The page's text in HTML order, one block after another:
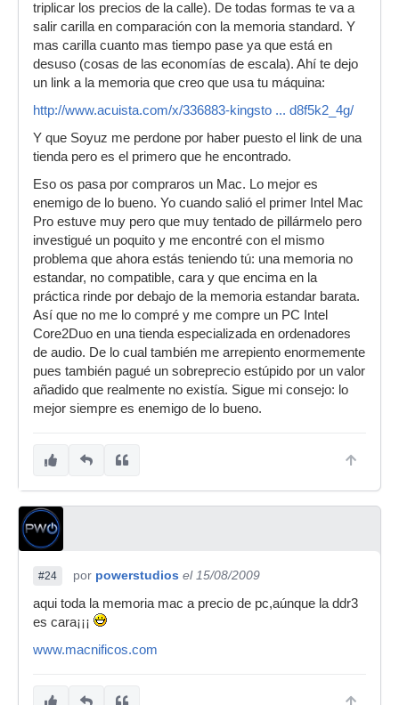
triplicar los precios de la calle). De todas formas te va a
salir carilla en comparación con la memoria standard. Y
mas carilla cuanto mas tiempo pase ya que está en
desuso (cosas de las economías de escala). Ahí te dejo
un link a la memoria que creo que usa tu máquina:
http://www.acuista.com/x/336883-kingsto ... d8f5k2_4g/
Y que Soyuz me perdone por haber puesto el link de una
tienda pero es el primero que he encontrado.
Eso os pasa por compraros un Mac. Lo mejor es
enemigo de lo bueno. Yo cuando salió el primer Intel Mac
Pro estuve muy pero que muy tentado de pillármelo pero
investigué un poquito y me encontré con el mismo
problema que ahora estás teniendo tú: una memoria no
estandar, no compatible, cara y que encima en la
práctica rinde por debajo de la memoria estandar barata.
Así que no me lo compré y me compre un PC Intel
Core2Duo en una tienda especializada en ordenadores
de audio. De lo cual también me arrepiento enormemente
pues también pagué un sobreprecio estúpido por un valor
añadido que realmente no existía. Sigue mi consejo: lo
mejor siempre es enemigo de lo bueno.
#24 por powerstudios el 15/08/2009
aqui toda la memoria mac a precio de pc,aúnque la ddr3
es cara¡¡¡
www.macnificos.com